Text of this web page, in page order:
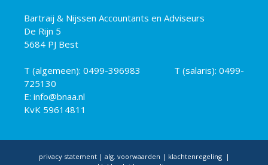
Bartraij & Nijssen Accountants en Adviseurs
De Rijn 5
5684 PJ Best
T (algemeen): 0499-396983 T (salaris): 0499-
725130
E: info@bnaa.nl
KvK 59614811
privacy statement| alg. voorwaarden | klachtenregeling |